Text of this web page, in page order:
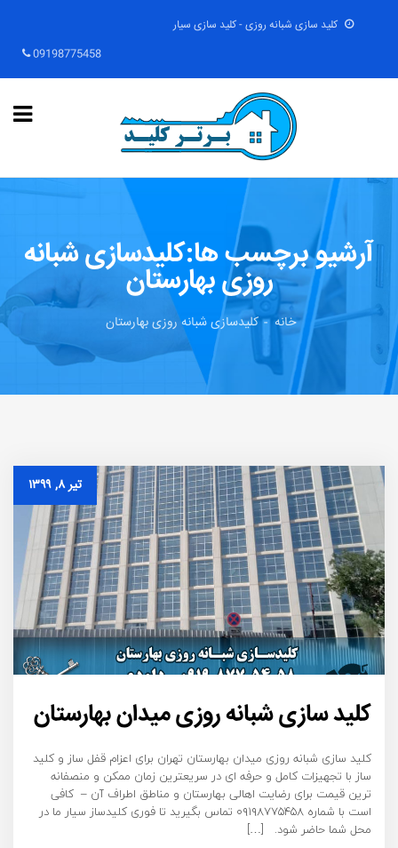
کلید سازی شبانه روزی - کلید سازی سیار
09198775458
آرشیو برچسب ها:کلیدسازی شبانه
روزی بهارستان
خانه کلیدسازی شبانه روزی بهارستان
تیر ۸, ۱۳۹۹
کلید سازی شبانه روزی میدان بهارستان
کلید سازی شبانه روزی میدان بهارستان تهران برای اعزام قفل ساز و کلید
ساز با تجهیزات کامل و حرفه ای در سریعترین زمان ممکن و منصفانه
ترین قیمت برای رضایت اهالی بهارستان و مناطق اطراف آن – کافی
است با شماره ۰۹۱۹۸۷۷۵۴۵۸ تماس بگیرید تا فوری کلیدساز سیار ما در
محل شما حاضر شود. […]